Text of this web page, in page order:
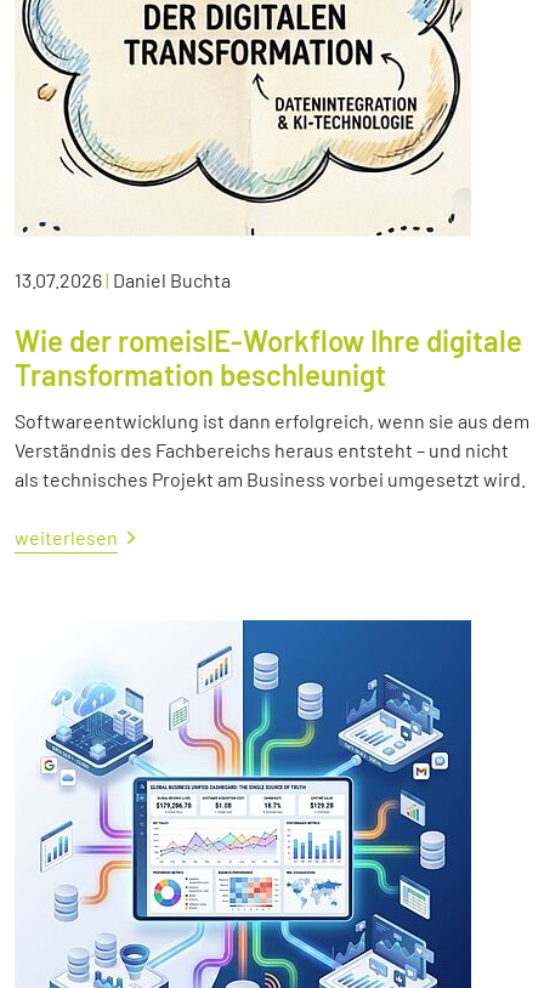
13.07.2026| Daniel Buchta
Wie der romeisIE-Workflow Ihre digitale
Transformation beschleunigt
Softwareentwicklung ist dann erfolgreich, wenn sie aus dem
Verständnis des Fachbereichs heraus entsteht – und nicht
als technisches Projekt am Business vorbei umgesetzt wird.
weiterlesen